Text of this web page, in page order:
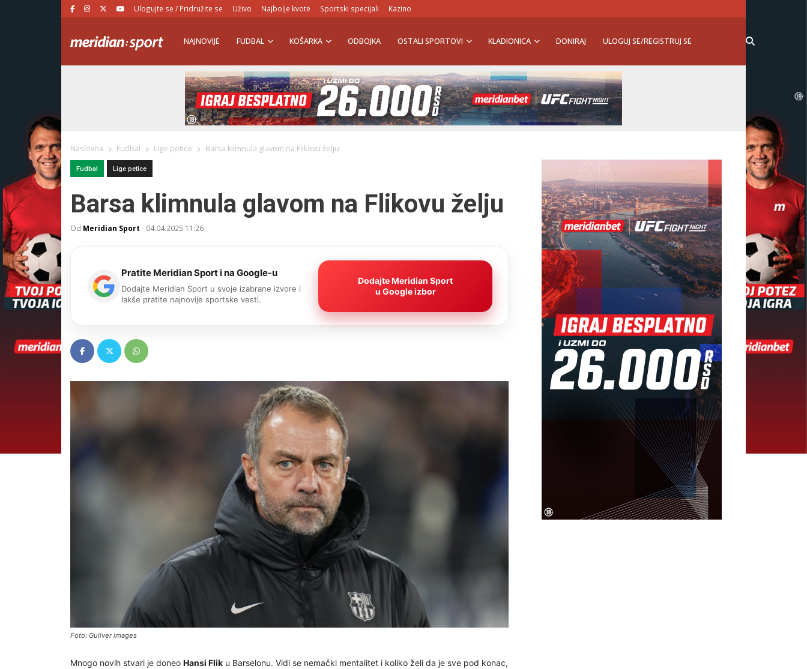
Ulogujte se / Pridružite se Uživo Najbolje kvote Sportski specijali Kazino
NAJNOVIJE FUDBAL KOŠARKA ODBOJKA OSTALI SPORTOVI KLADIONICA DONIRAJ ULOGUJ SE/REGISTRUJ SE
Naslovna Fudbal Lige petice Barsa klimnula glavom na Flikovu želju
Fudbal Lige petice
Barsa klimnula glavom na Flikovu želju
Od Meridian Sport - 04.04.2025 11:26
Pratite Meridian Sport i na Google-u
Dodajte Meridian Sport u svoje izabrane izvore i
lakše pratite najnovije sportske vesti.
Dodajte Meridian Sport
u Google izbor
Foto: Guliver images
Mnogo novih stvari je doneo Hansi Flik u Barselonu. Vidi se nemački mentalitet i koliko želi da je sve pod konac,